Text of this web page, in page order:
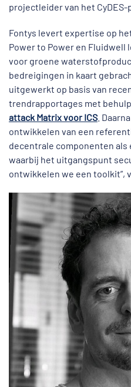
projectleider van het CyDES-
Fontys levert expertise op
Power to Power en Fluidwell
voor groene
bedreigingen in kaart
uitgewerkt op basis van
trendrapportages met
attack Matrix voor ICS .
ontwikkelen van een
decentrale componenten
waarbij het uitgangspunt
ontwikkelen we een toolkit”,